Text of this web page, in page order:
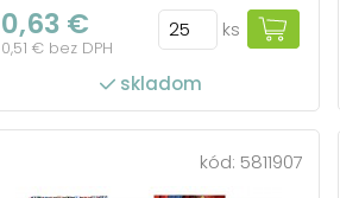
vzhľad, ktorý pôsobí čisto a
nenútene. Tlmené tóny zelenej v
kombinácii s neutrálnymi farbami
dodávajú baleniu ľahkosť a
prirodzenú eleganciu. Tento
baliaci papier osloví všetkých,
ktorí majú radi jednoduchý štýl...
0,63 €
0,51 € bez DPH
ks
skladom
kód: 5811907